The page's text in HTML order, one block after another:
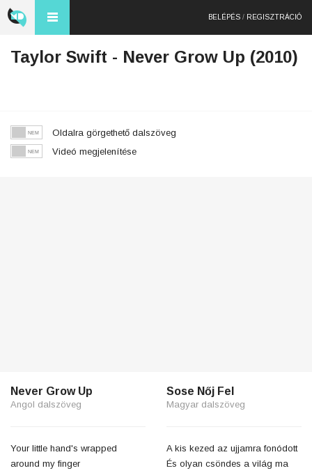
BELÉPÉS / REGISZTRÁCIÓ
Taylor Swift - Never Grow Up (2010)
Oldalra görgethető dalszöveg
Videó megjelenítése
Never Grow Up
Angol dalszöveg
Your little hand's wrapped
around my finger
Sose Nőj Fel
Magyar dalszöveg
A kis kezed az ujjamra fonódott
És olyan csöndes a világ ma